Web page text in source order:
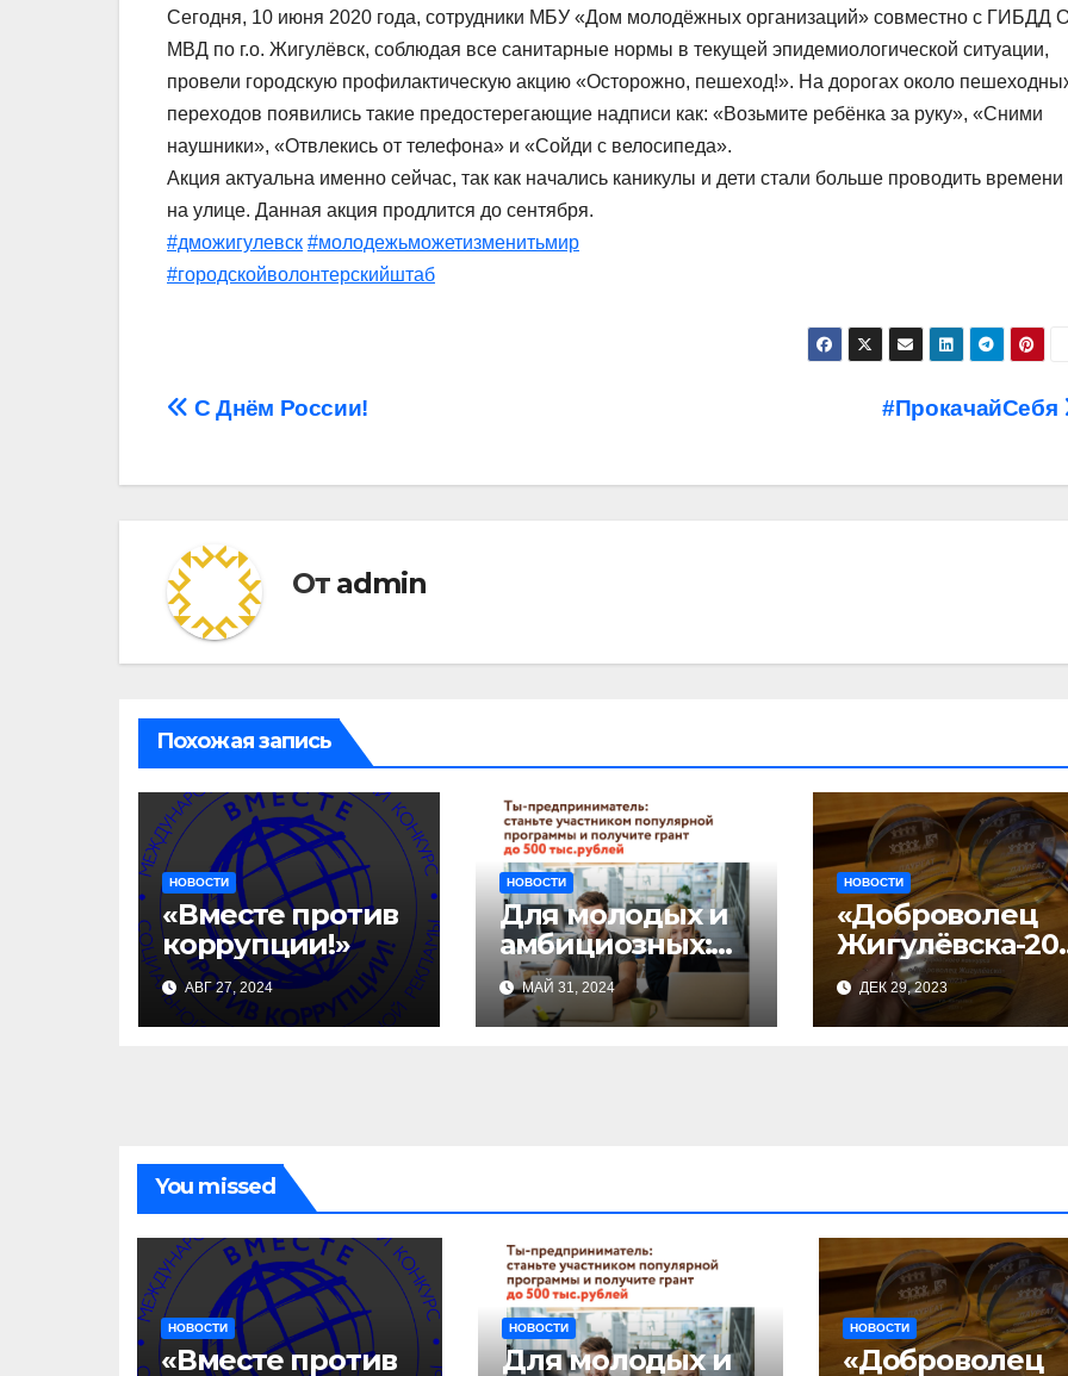
Сегодня, 10 июня 2020 года, сотрудники МБУ «Дом молодёжных организаций» совместно с ГИБДД
МВД по г.о. Жигулёвск, соблюдая все санитарные нормы в текущей эпидемиологической ситуации,
провели городскую профилактическую акцию «Осторожно, пешеход!». На дорогах около
переходов появились такие предостерегающие надписи как: «Возьмите ребёнка за руку», «Сними
наушники», «Отвлекись от телефона» и «Сойди с велосипеда».
Акция актуальна именно сейчас, так как начались каникулы и дети стали больше проводить времени
на улице. Данная акция продлится до сентября.
#дможигулевск #молодежьможетизменитьмир
#городскойволонтерскийштаб
Навигация
#ПрокачайСебя
С Днём России!
От admin
Похожая запись
НОВОСТИ
«Вместе против
коррупции!»
АВГ 27, 2024
НОВОСТИ
Для молодых и
амбициозных:
стартовал прием
заявок на
участие в
МАЙ 31, 2024
НОВОСТИ
«Доброволец
Жигулёвска-
3»ДЕК 29, 2023
You missed
НОВОСТИ
«Вместе против
НОВОСТИ
Для молодых и
НОВОСТИ
«Доброволец